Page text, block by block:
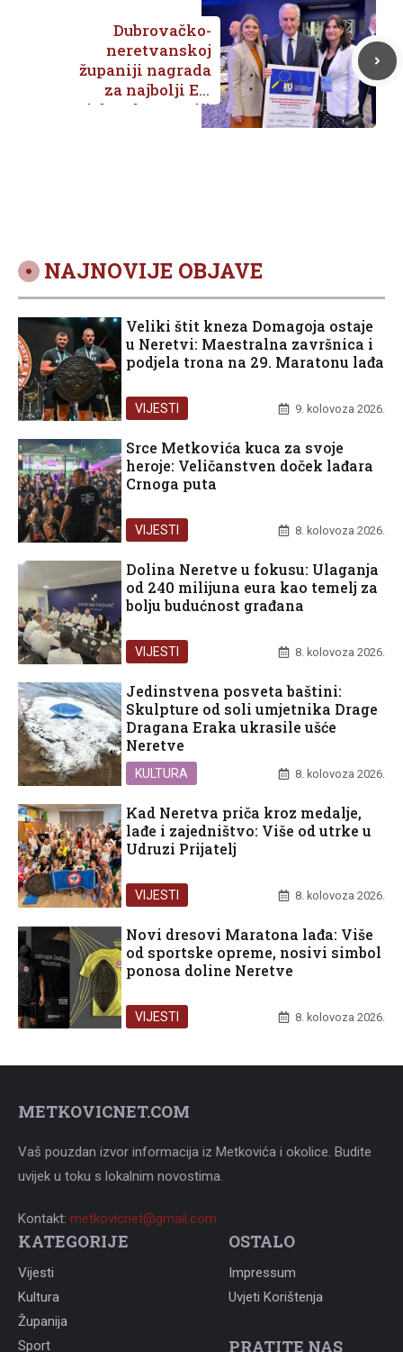
Dubrovačko-
neretvanskoj
županiji nagrada
za najbolji EU
projekt u kategoriji
doprinosa znanosti
NAJNOVIJE OBJAVE
Veliki štit kneza Domagoja ostaje
u Neretvi: Maestralna završnica i
podjela trona na 29. Maratonu lađa
VIJESTI 9. kolovoza 2026.
Srce Metkovića kuca za svoje
heroje: Veličanstven doček lađara
Crnoga puta
VIJESTI 8. kolovoza 2026.
Dolina Neretve u fokusu: Ulaganja
od 240 milijuna eura kao temelj za
bolju budućnost građana
VIJESTI 8. kolovoza 2026.
Jedinstvena posveta baštini:
Skulpture od soli umjetnika Drage
Dragana Eraka ukrasile ušće
Neretve
KULTURA 8. kolovoza 2026.
Kad Neretva priča kroz medalje,
lađe i zajedništvo: Više od utrke u
Udruzi Prijatelj
VIJESTI 8. kolovoza 2026.
Novi dresovi Maratona lađa: Više
od sportske opreme, nosivi simbol
ponosa doline Neretve
VIJESTI 8. kolovoza 2026.
METKOVICNET.COM
Vaš pouzdan izvor informacija iz Metkovića i okolice. Budite
uvijek u toku s lokalnim novostima.
Kontakt: metkovicnet@gmail.com
KATEGORIJE
Vijesti
Kultura
Županija
Sport
OSTALO
Impressum
Uvjeti Korištenja
PRATITE NAS